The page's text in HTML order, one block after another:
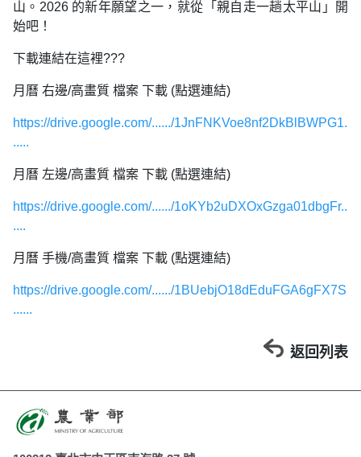
山。2026 的新年願望之一，就從「親自走一趟太平山」開
始吧！
下載連結在這裡???
月曆 右邊/高畫質 檔案 下載 (點選連結)
https://drive.google.com/....../1JnFNKVoe8nf2DkBlBWPG1.
.....
月曆 左邊/高畫質 檔案 下載 (點選連結)
https://drive.google.com/....../1oKYb2uDXOxGzga01dbgFr..
....
月曆 手機/高畫質 檔案 下載 (點選連結)
https://drive.google.com/....../1BUebjO18dEduFGA6gFX7S
......
返回列表